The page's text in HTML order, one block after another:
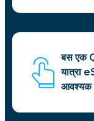
बस एक
यात्रा
आवश्यक